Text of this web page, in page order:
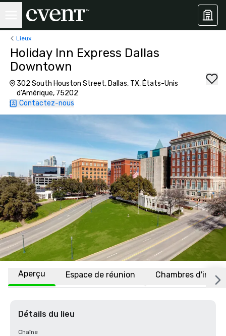
Lieux
Holiday Inn Express Dallas
Downtown
302 South Houston Street, Dallas, TX, États-Unis
d'Amérique, 75202
Contactez-nous
Aperçu Espace de réunion Chambres
Détails du lieu
Chaîne